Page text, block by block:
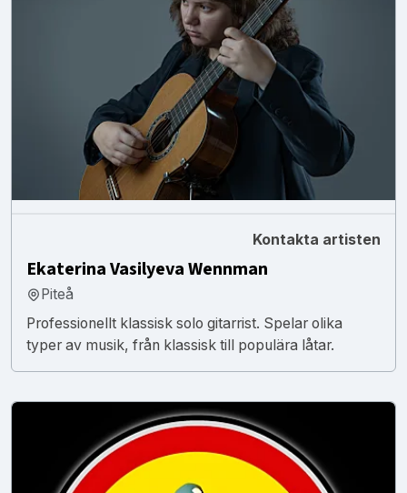
Kontakta artisten
Ekaterina Vasilyeva Wennman
Piteå
Professionellt klassisk solo gitarrist. Spelar olika
typer av musik, från klassisk till populära låtar.